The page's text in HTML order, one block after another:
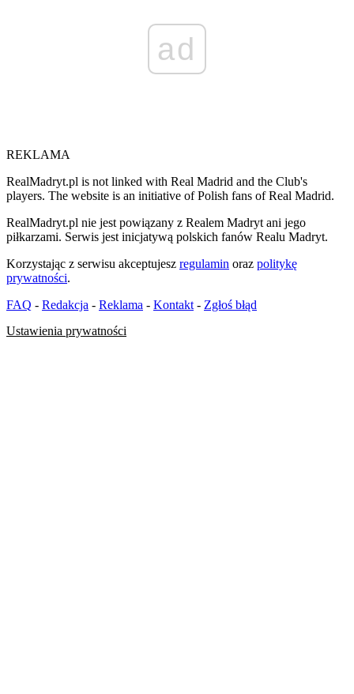
ad
REKLAMA
RealMadryt.pl is not linked with Real Madrid and the Club's
players. The website is an initiative of Polish fans of Real Madrid.
RealMadryt.pl nie jest powiązany z Realem Madryt ani jego
piłkarzami. Serwis jest inicjatywą polskich fanów Realu Madryt.
Korzystając z serwisu akceptujesz regulamin oraz politykę
prywatności.
FAQ - Redakcja - Reklama - Kontakt - Zgłoś błąd
Ustawienia prywatności